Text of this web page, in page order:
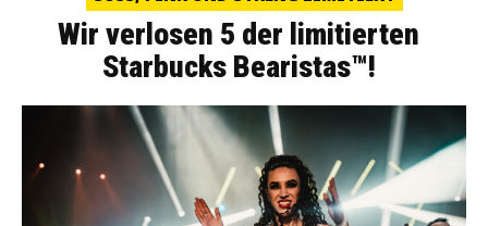
Wir verlosen 5 der limitierten
Starbucks Bearistas™!